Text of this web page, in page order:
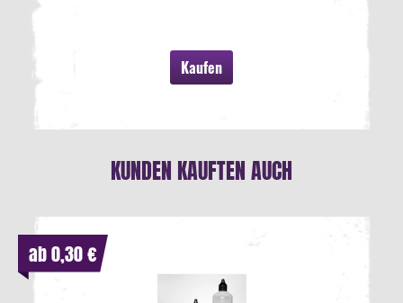
Kaufen
KUNDEN KAUFTEN AUCH
ab 0,30 €